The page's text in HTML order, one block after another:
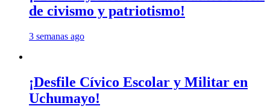
de civismo y patriotismo!
3 semanas ago
¡Desfile Cívico Escolar y Militar en
Uchumayo!